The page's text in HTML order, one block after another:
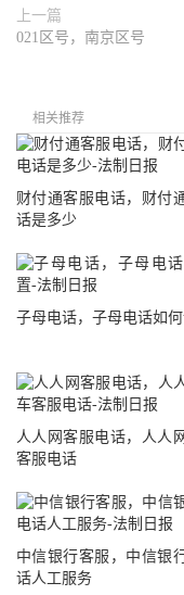
上一篇
021区号，南京区号
相关推荐
财付通客服电话，财付
话是多少
子母电话，子母电话如
人人网客服电话，人人
客服电话
中信银行客服，中信银
话人工服务